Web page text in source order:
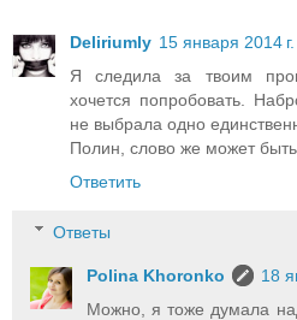
Deliriumly 15 января 2014
Я следила за твоим
хочется попробовать.
не выбрала одно
Полин, слово же может
Ответить
Ответы
Polina Khoronko
18
Можно, я тоже думала